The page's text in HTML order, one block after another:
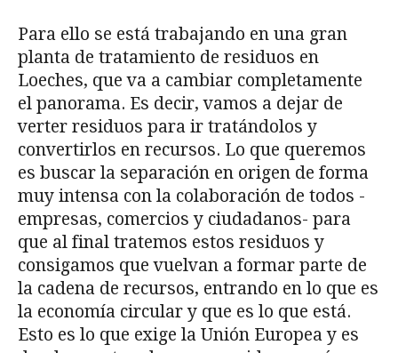
Para ello se está trabajando en una gran
planta de tratamiento de residuos en
Loeches, que va a cambiar completamente
el panorama. Es decir, vamos a dejar de
verter residuos para ir tratándolos y
convertirlos en recursos. Lo que queremos
es buscar la separación en origen de forma
muy intensa con la colaboración de todos -
empresas, comercios y ciudadanos- para
que al final tratemos estos residuos y
consigamos que vuelvan a formar parte de
la cadena de recursos, entrando en lo que es
la economía circular y que es lo que está.
Esto es lo que exige la Unión Europea y es